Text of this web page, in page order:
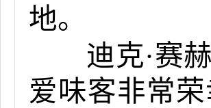
地。
迪克·赛
爱味客非常